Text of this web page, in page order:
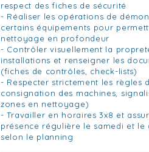
respect des fiches de sécurité
- Réaliser les opérations de
certains équipements pour
nettoyage en profondeur
- Contrôler visuellement la
installations et renseigner les
(fiches de contrôles, check-lists)
- Respecter strictement les règles
consignation des machines,
zones en nettoyage)
- Travailler en horaires 3x8 et
présence régulière le samedi et le
selon le planning